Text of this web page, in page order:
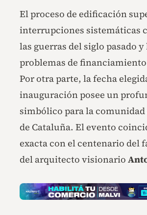
El proceso de edificación
interrupciones sistemáticas
las guerras del siglo pasado y
problemas de
Por otra parte, la fecha
inauguración posee un
simbólico para la
de Cataluña. El evento
exacta con el centenario del
del arquitecto visionario